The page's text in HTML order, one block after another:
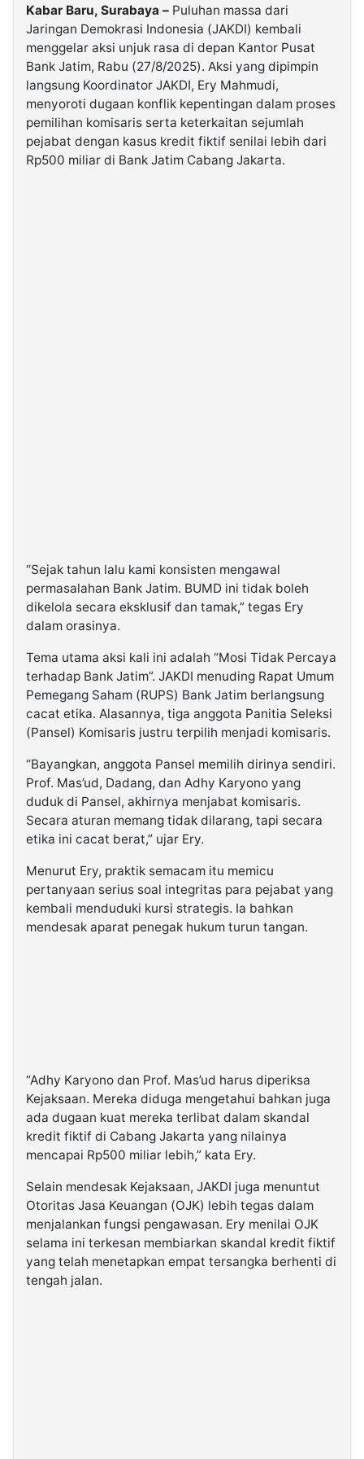
Kabarbaru.co
2026
Kabarbaru
Media
Holding
Kabar Baru, Surabaya – Puluhan massa dari
Jaringan Demokrasi Indonesia (JAKDI) kembali
menggelar aksi unjuk rasa di depan Kantor Pusat
Bank Jatim, Rabu (27/8/2025). Aksi yang dipimpin
langsung Koordinator JAKDI, Ery Mahmudi,
menyoroti dugaan konflik kepentingan dalam proses
pemilihan komisaris serta keterkaitan sejumlah
pejabat dengan kasus kredit fiktif senilai lebih dari
Rp500 miliar di Bank Jatim Cabang Jakarta.
“Sejak tahun lalu kami konsisten mengawal
permasalahan Bank Jatim. BUMD ini tidak boleh
dikelola secara eksklusif dan tamak,” tegas Ery
dalam orasinya.
Tema utama aksi kali ini adalah “Mosi Tidak Percaya
terhadap Bank Jatim”. JAKDI menuding Rapat Umum
Pemegang Saham (RUPS) Bank Jatim berlangsung
cacat etika. Alasannya, tiga anggota Panitia Seleksi
(Pansel) Komisaris justru terpilih menjadi komisaris.
“Bayangkan, anggota Pansel memilih dirinya sendiri.
Prof. Mas’ud, Dadang, dan Adhy Karyono yang
duduk di Pansel, akhirnya menjabat komisaris.
Secara aturan memang tidak dilarang, tapi secara
etika ini cacat berat,” ujar Ery.
Menurut Ery, praktik semacam itu memicu
pertanyaan serius soal integritas para pejabat yang
kembali menduduki kursi strategis. Ia bahkan
mendesak aparat penegak hukum turun tangan.
“Adhy Karyono dan Prof. Mas’ud harus diperiksa
Kejaksaan. Mereka diduga mengetahui bahkan juga
ada dugaan kuat mereka terlibat dalam skandal
kredit fiktif di Cabang Jakarta yang nilainya
mencapai Rp500 miliar lebih,” kata Ery.
Selain mendesak Kejaksaan, JAKDI juga menuntut
Otoritas Jasa Keuangan (OJK) lebih tegas dalam
menjalankan fungsi pengawasan. Ery menilai OJK
selama ini terkesan membiarkan skandal kredit fiktif
yang telah menetapkan empat tersangka berhenti di
tengah jalan.